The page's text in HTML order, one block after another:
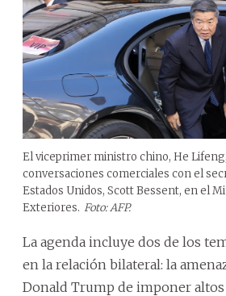
El viceprimer ministro chino, He
conversaciones comerciales con el
Estados Unidos, Scott Bessent, en el
Exteriores. Foto: AFP.
La agenda incluye dos de los
en la relación bilateral: la
Donald Trump de imponer altos